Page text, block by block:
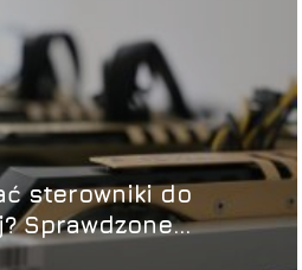
sterowniki do
Sprawdzone